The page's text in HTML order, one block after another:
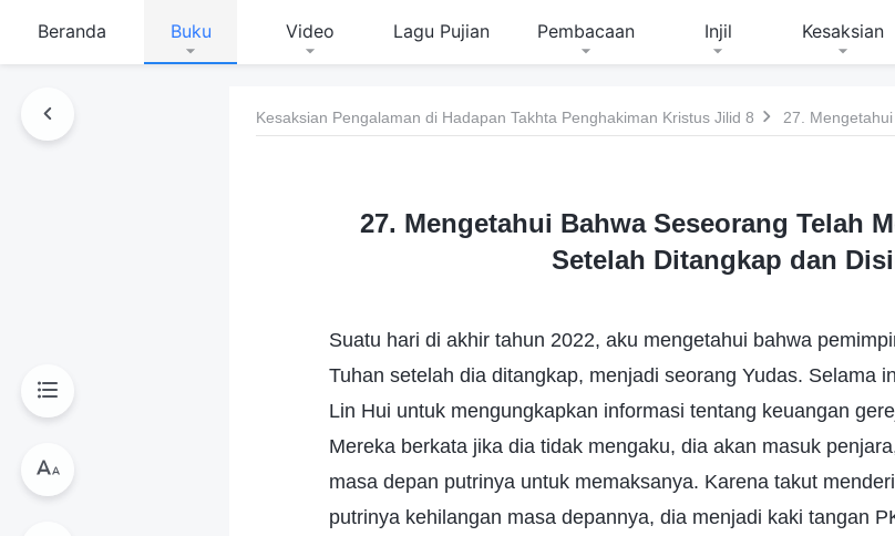
Beranda Buku Video Lagu Pujian Pembacaan Injil Kesaksian
Kesaksian Pengalaman di Hadapan Takhta Penghakiman Kristus Jilid 8
27. Mengetahui Bahwa Seseorang Telah
Setelah Ditangkap dan
Suatu hari di akhir tahun 2022, aku mengetahui bahwa
Tuhan setelah dia ditangkap, menjadi seorang Yudas. Selama
Lin Hui untuk mengungkapkan informasi tentang keuangan
Mereka berkata jika dia tidak mengaku, dia akan masuk
masa depan putrinya untuk memaksanya. Karena takut
putrinya kehilangan masa depannya, dia menjadi kaki tangan